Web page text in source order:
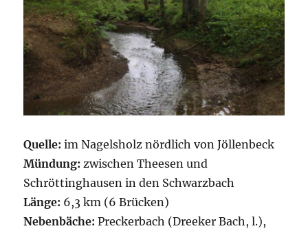
Quelle: im Nagelsholz nördlich von Jöllenbeck
Mündung: zwischen Theesen und
Schröttinghausen in den Schwarzbach
Länge: 6,3 km (6 Brücken)
Nebenbäche:Preckerbach (Dreeker Bach, l.),